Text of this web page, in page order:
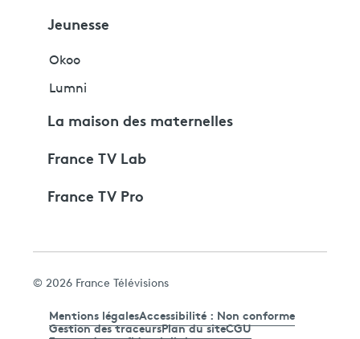
Jeunesse
Okoo
Lumni
La maison des maternelles
France TV Lab
France TV Pro
© 2026 France Télévisions
Mentions légalesAccessibilité : Non conforme
Gestion des traceursPlan du siteCGU